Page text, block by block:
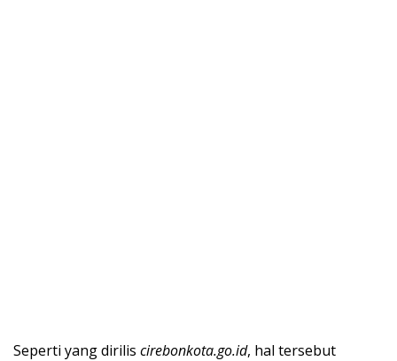
Seperti yang dirilis cirebonkota.go.id, hal tersebut